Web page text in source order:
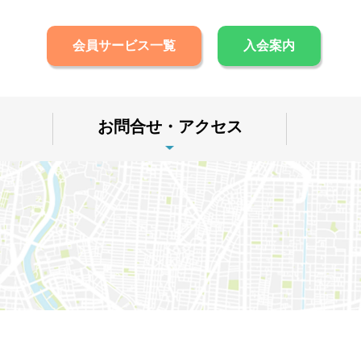
会員サービス一覧 入会案内
お問合せ・アクセス